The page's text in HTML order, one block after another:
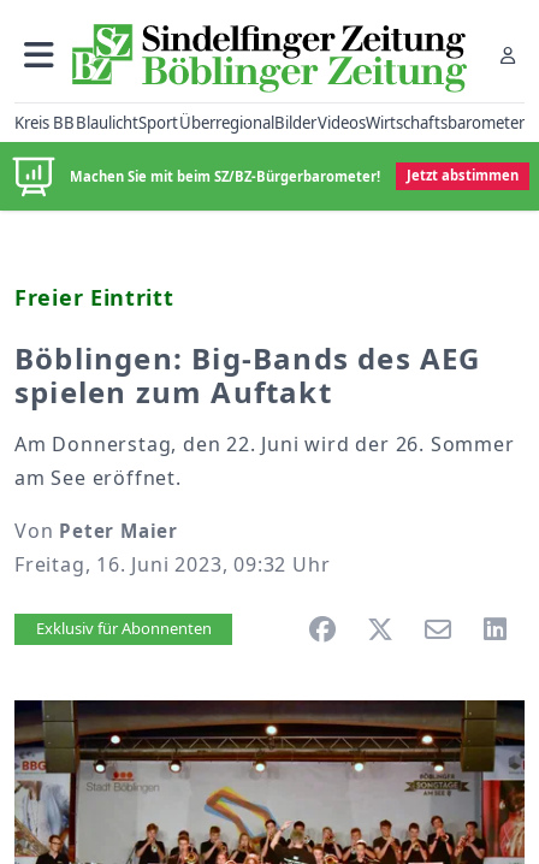
Kreis BBBlaulichtSportÜberregionalBilderVideosWirtschaftsbarometer
Machen Sie mit beim SZ/BZ-Bürgerbarometer! Jetzt abstimmen
Freier Eintritt
Böblingen: Big-Bands des AEG
spielen zum Auftakt
Am Donnerstag, den 22. Juni wird der 26. Sommer
am See eröffnet.
Von Peter Maier
Freitag, 16. Juni 2023, 09:32 Uhr
Artikel vorlesen
Exklusiv für Abonnenten